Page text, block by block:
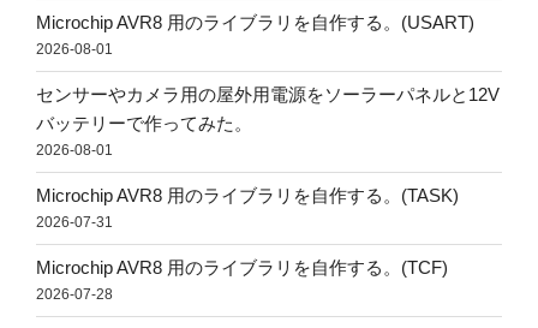
Microchip AVR8 用のライブラリを自作する。(USART)
2026-08-01
センサーやカメラ用の屋外用電源をソーラーパネルと12V
バッテリーで作ってみた。
2026-08-01
Microchip AVR8 用のライブラリを自作する。(TASK)
2026-07-31
Microchip AVR8 用のライブラリを自作する。(TCF)
2026-07-28